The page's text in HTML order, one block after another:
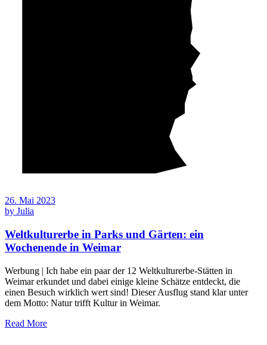
26. Mai 2023
by Julia
Weltkulturerbe in Parks und Gärten: ein
Wochenende in Weimar
Werbung | Ich habe ein paar der 12 Weltkulturerbe-Stätten in
Weimar erkundet und dabei einige kleine Schätze entdeckt, die
einen Besuch wirklich wert sind! Dieser Ausflug stand klar unter
dem Motto: Natur trifft Kultur in Weimar.
Read More